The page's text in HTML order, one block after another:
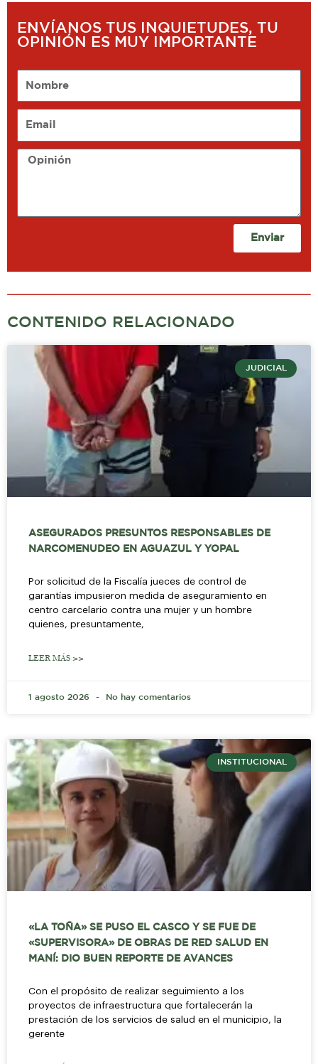
ENVÍANOS TUS INQUIETUDES, TU
OPINIÓN ES MUY IMPORTANTE
Opinión
Enviar
CONTENIDO RELACIONADO
JUDICIAL
ASEGURADOS PRESUNTOS RESPONSABLES DE
NARCOMENUDEO EN AGUAZUL Y YOPAL
Por solicitud de la Fiscalía jueces de control de
garantías impusieron medida de aseguramiento en
centro carcelario contra una mujer y un hombre
quienes, presuntamente,
LEER MÁS >>
1 agosto 2026 No hay comentarios
INSTITUCIONAL
«LA TOÑA» SE PUSO EL CASCO Y SE FUE DE
«SUPERVISORA» DE OBRAS DE RED SALUD EN
MANÍ: DIO BUEN REPORTE DE AVANCES
Con el propósito de realizar seguimiento a los
proyectos de infraestructura que fortalecerán la
prestación de los servicios de salud en el municipio, la
gerente